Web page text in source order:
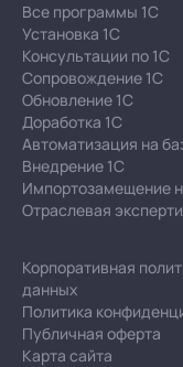
Все программы 1С
Установка 1С
Консультации по 1С
Сопровождение 1С
Обновление 1С
Доработка 1С
Автоматизация на
Внедрение 1С
Импортозамещение
Отраслевая
Корпоративная
данных
Политика
Публичная оферта
Карта сайта